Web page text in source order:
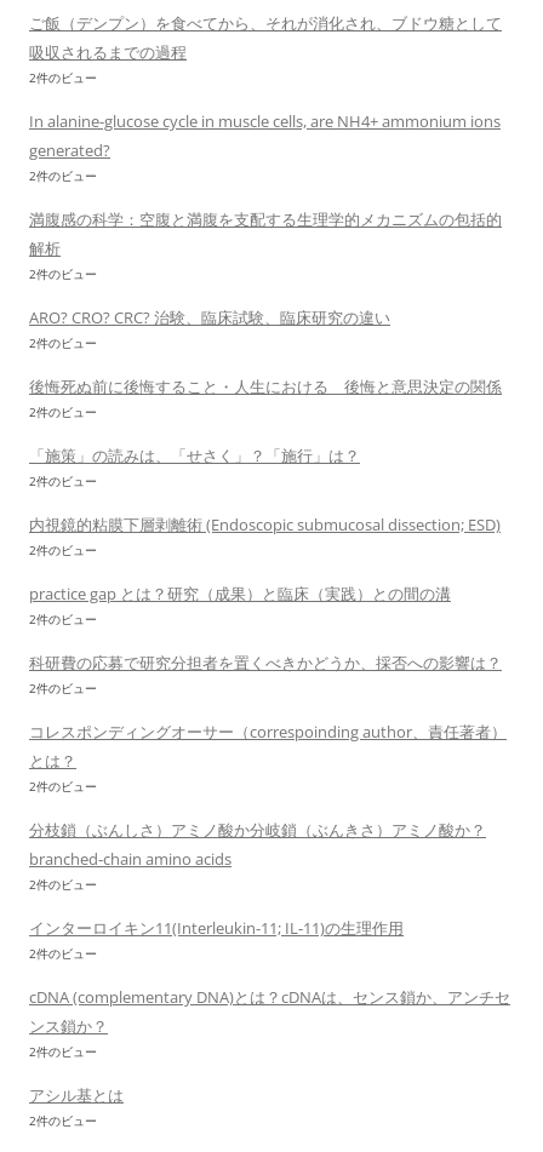
ご飯（デンプン）を食べてから、それが消化され、ブドウ糖として
吸収されるまでの過程
2件のビュー
In alanine-glucose cycle in muscle cells, are NH4+ ammonium ions
generated?
2件のビュー
満腹感の科学：空腹と満腹を支配する生理学的メカニズムの包括的
解析
2件のビュー
ARO? CRO? CRC? 治験、臨床試験、臨床研究の違い
2件のビュー
後悔死ぬ前に後悔すること・人生における 後悔と意思決定の関係
2件のビュー
「施策」の読みは、「せさく」？「施行」は？
2件のビュー
内視鏡的粘膜下層剥離術 (Endoscopic submucosal dissection; ESD)
2件のビュー
practice gap とは？研究（成果）と臨床（実践）との間の溝
2件のビュー
科研費の応募で研究分担者を置くべきかどうか、採否への影響は？
2件のビュー
コレスポンディングオーサー（correspoinding author、責任著者）
とは？
2件のビュー
分枝鎖（ぶんしさ）アミノ酸か分岐鎖（ぶんきさ）アミノ酸か？
branched-chain amino acids
2件のビュー
インターロイキン11(Interleukin-11; IL-11)の生理作用
2件のビュー
cDNA (complementary DNA)とは？cDNAは、センス鎖か、アンチセ
ンス鎖か？
2件のビュー
アシル基とは
2件のビュー